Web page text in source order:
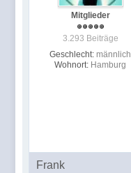
Mitglieder
3.293 Beiträge
Geschlecht: männlich
Wohnort: Hamburg
Frank